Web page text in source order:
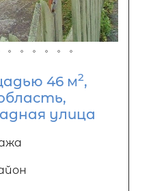
46 м2,
улица